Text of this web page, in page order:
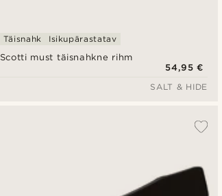
Scotti must täisnahkne rihm
Täisnahk Isikupärastatav
54,95 €
SALT & HIDE